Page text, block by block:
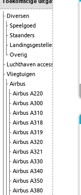
Diversen
Speelgoed
Staanders
Landingsgestellen
Overig
Luchthaven accessoires
Vliegtuigen
Airbus
Airbus A220
Airbus A300
Airbus A310
Airbus A318
Airbus A319
Airbus A320
Airbus A321
Airbus A330
Airbus A340
Airbus A350
Airbus A380